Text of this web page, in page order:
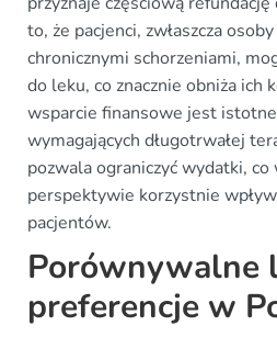
to, że pacjenci, zwłaszcza
chronicznymi schorzeniami,
do leku, co znacznie obniża ich
wsparcie finansowe jest
wymagających długotrwałej
pozwala ograniczyć wydatki, co
perspektywie korzystnie
pacjentów.
Porównywalne
preferencje w